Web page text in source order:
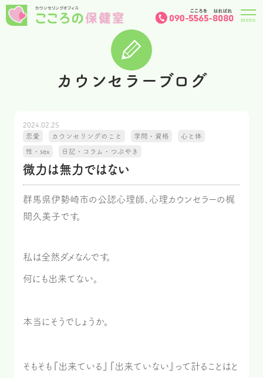
カウンセラーブログ
2024.02.25
恋愛
カウンセリングのこと 学問・資格 心と体
性・sex 日記・コラム・つぶやき
微力は無力ではない
群馬県伊勢崎市の公認心理師、心理カウンセラーの梶
間久美子です。
私は全然ダメなんです。
何にも出来てない。
本当にそうでしょうか。
そもそも『出来ている』『出来ていない』って計ることはと